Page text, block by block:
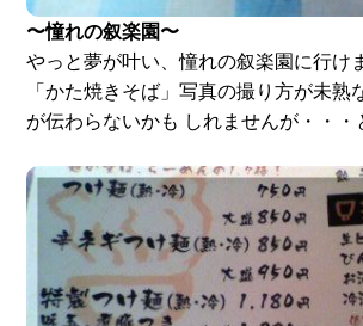
〜憧れの叙楽園〜
やっと夢が叶い、憧れの叙楽園に行け
「かた焼きそば」写真の撮り方が未熟
が伝わらないかも しれませんが・・・